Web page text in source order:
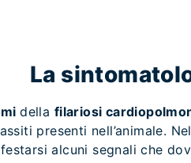
La
della filariosi
presenti nell’animale.
alcuni segnali che